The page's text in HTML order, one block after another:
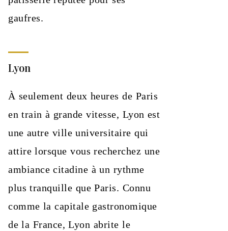
gaufres.
Lyon
À seulement deux heures de Paris
en train à grande vitesse, Lyon est
une autre ville universitaire qui
attire lorsque vous recherchez une
ambiance citadine à un rythme
plus tranquille que Paris. Connu
comme la capitale gastronomique
de la France, Lyon abrite le